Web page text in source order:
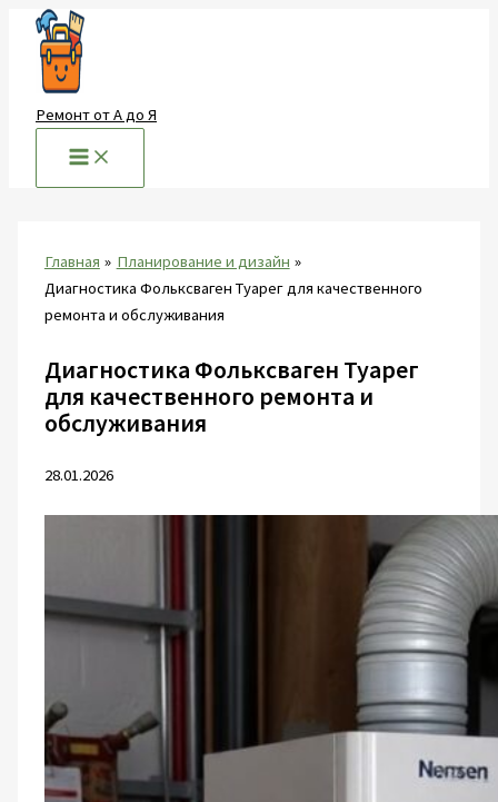
Перейти
содержимому
Ремонт от А до Я
Главная
Планирование и дизайн
Диагностика Фольксваген Туарег для качественного
ремонта и обслуживания
Диагностика Фольксваген Туарег
для качественного ремонта и
обслуживания
28.01.2026